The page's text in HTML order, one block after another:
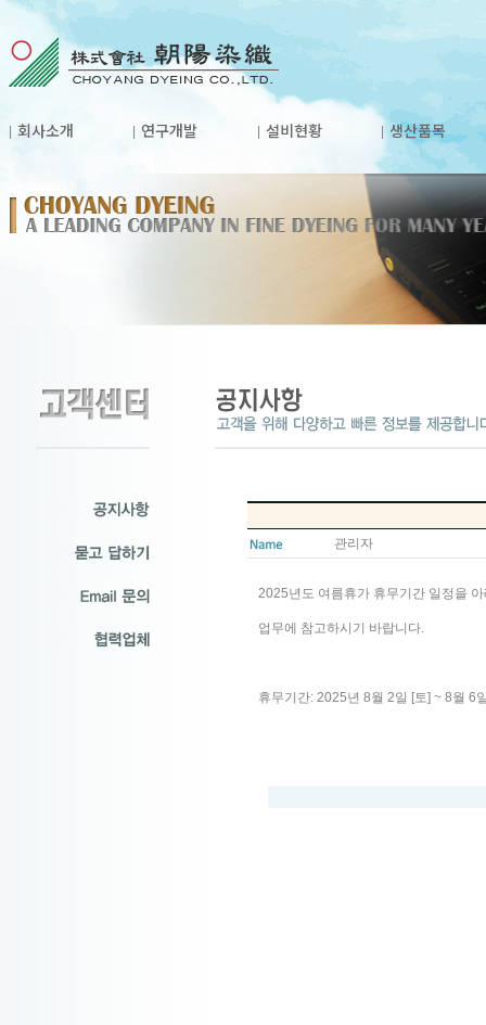
회사소개 연구개발 설비현황 생산품목
관리자
2025년도 여름휴가 휴무기간 일정을
업무에 참고하시기 바랍니다.
휴무기간: 2025년 8월 2일 [토] ~ 8월 6